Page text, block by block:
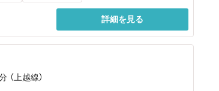
詳細を見る
（上越線）